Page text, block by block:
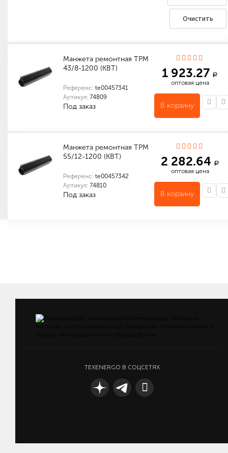
Очистить
Манжета ремонтная ТРМ
43/8-1200 (КВТ)
Референс: te00457341
Артикул: 74809
Под заказ
1 923.27 a
оптовая цена
В корзину
Манжета ремонтная ТРМ
55/12-1200 (КВТ)
Референс: te00457342
Артикул: 74810
Под заказ
2 282.64 a
оптовая цена
В корзину
TEXENERGO В СОЦСЕТЯХ